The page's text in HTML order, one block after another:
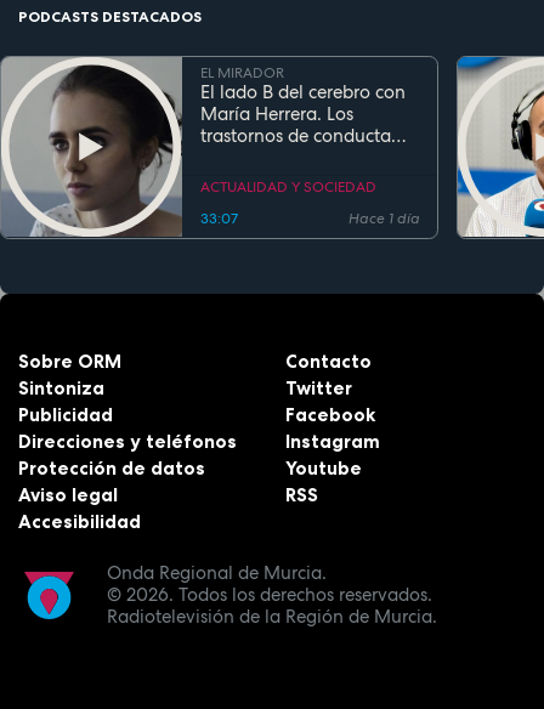
PODCASTS DESTACADOS
EL MIRADOR
El lado B del cerebro con
María Herrera. Los
trastornos de conducta
ACTUALIDAD Y SOCIEDAD
33:07
Hace 1 día
Onda Regional de Murcia.
© 2026. Todos los derechos reservados.
Radiotelevisión de la Región de Murcia.
Sobre ORM
Sintoniza
Publicidad
Direcciones y teléfonos
Protección de datos
Aviso legal
Accesibilidad
Contacto
Twitter
Facebook
Instagram
Youtube
RSS